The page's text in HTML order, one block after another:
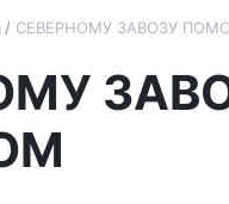
СЕВЕРНОМУ ЗАВОЗУ